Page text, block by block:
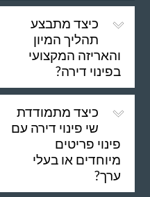
כיצד מתבצע
תהליך המיון
והאריזה המקצועי
בפינוי דירה?
כיצד מתמודדת
שי פינוי דירה עם
פינוי פריטים
מיוחדים או בעלי
ערך?